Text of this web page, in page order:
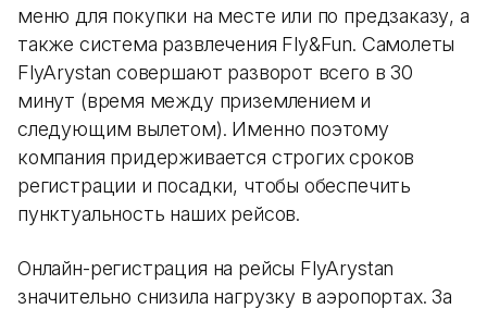
меню для покупки на месте или по предзаказу, а
также система развлечения Fly&Fun. Самолеты
FlyArystan совершают разворот всего в 30
минут (время между приземлением и
следующим вылетом). Именно поэтому
компания придерживается строгих сроков
регистрации и посадки, чтобы обеспечить
пунктуальность наших рейсов.
Онлайн-регистрация на рейсы FlyArystan
значительно снизила нагрузку в аэропортах. За